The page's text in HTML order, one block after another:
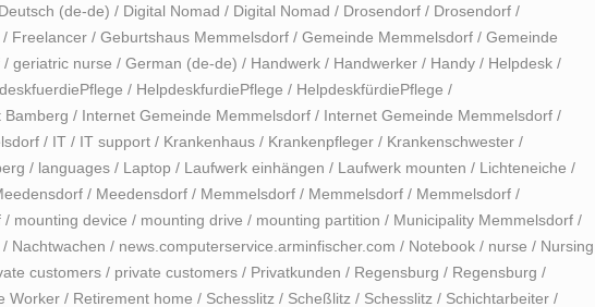
Deutsch (de-de) / Digital Nomad / Digital Nomad / Drosendorf / Drosendorf /
/ Freelancer / Geburtshaus Memmelsdorf / Gemeinde Memmelsdorf / Gemeinde
/ geriatric nurse / German (de-de) / Handwerk / Handwerker / Handy / Helpdesk /
/ HelpdeskfurdiePflege / HelpdeskfürdiePflege /
Bamberg / Internet Gemeinde Memmelsdorf / Internet Gemeinde Memmelsdorf /
/ IT / IT support / Krankenhaus / Krankenpfleger / Krankenschwester /
/ languages / Laptop / Laufwerk einhängen / Laufwerk mounten / Lichteneiche /
/ Meedensdorf / Memmelsdorf / Memmelsdorf / Memmelsdorf /
/ mounting device / mounting drive / mounting partition / Municipality Memmelsdorf /
/ Nachtwachen / news.computerservice.arminfischer.com / Notebook / nurse / Nursing
customers / private customers / Privatkunden / Regensburg / Regensburg /
Worker / Retirement home / Schesslitz / Scheßlitz / Schesslitz / Schichtarbeiter /